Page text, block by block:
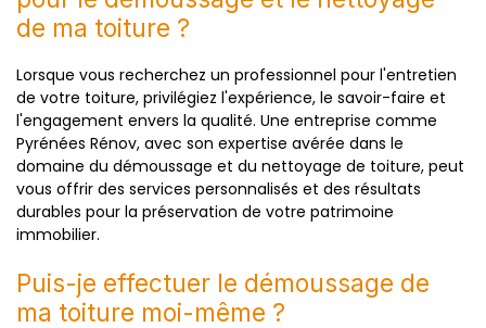
de ma toiture ?
Lorsque vous recherchez un professionnel pour l'entretien
de votre toiture, privilégiez l'expérience, le savoir-faire et
l'engagement envers la qualité. Une entreprise comme
Pyrénées Rénov, avec son expertise avérée dans le
domaine du démoussage et du nettoyage de toiture, peut
vous offrir des services personnalisés et des résultats
durables pour la préservation de votre patrimoine
immobilier.
Puis-je effectuer le démoussage de
ma toiture moi-même ?